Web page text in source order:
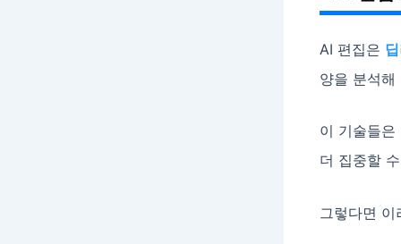
AI 편집은
양을 분석해
이 기술들
더 집중할
그렇다면